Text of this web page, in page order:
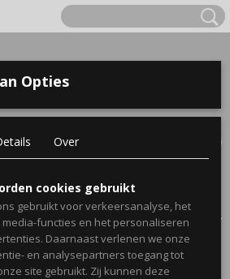
(0)
voor koppels> Set strandlakens
met achternaam
Opties
Over
cookies gebruikt
gebruikt voor verkeersanalyse, het
functies en het personaliseren
Daarnaast verlenen we onze
en analysepartners toegang tot
site gebruikt. Zij kunnen deze